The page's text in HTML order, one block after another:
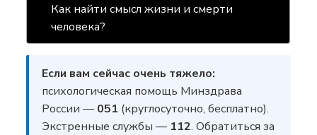
Как найти смысл жизни и смерти
человека?
Если вам сейчас очень тяжело:
психологическая помощь Минздрава
России — 051 (круглосуточно, бесплатно).
Экстренные службы — 112. Обратиться за